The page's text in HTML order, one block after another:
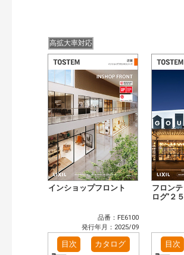
高拡大率対応
インショップフロント
品番：FE6100
発行年月：2025/09
目次 カタログ
フロン
ログ’２
目次